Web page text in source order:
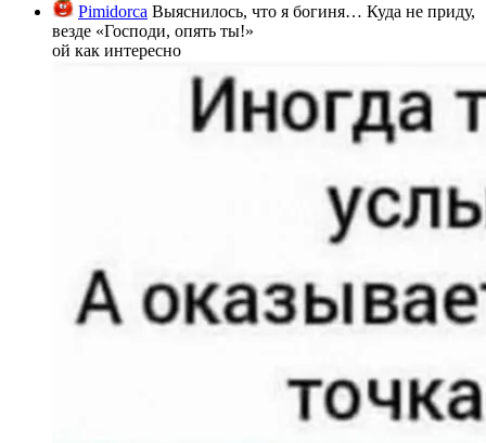
Pimidorca Выяснилось, что я богиня… Куда не приду,
везде «Господи, опять ты!»
ой как интересно